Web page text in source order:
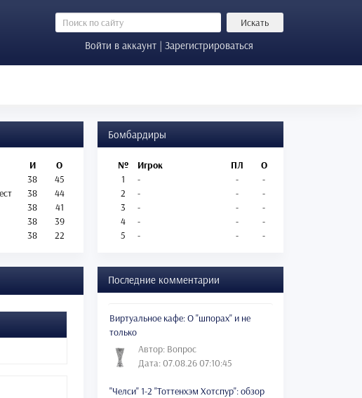
Искать
Войти в аккаунт | Зарегистрироваться
И
О
38
45
38
44
38
41
38
39
38 22
Бомбардиры
№ Игрок ПЛ
О
1
- -
-
2
- -
-
3
- -
-
4
- -
-
5
- - -
Последние комментарии
Виртуальное кафе: О "шпорах" и не
только
Автор: Вопрос
Дата: 07.08.26 07:10:45
"Челси" 1-2 "Тоттенхэм Хотспур": обзор